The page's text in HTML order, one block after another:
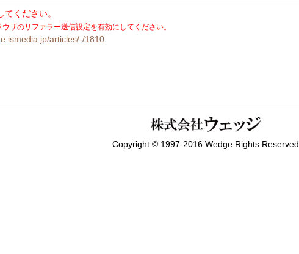
ください。
ザのリファラー送信設定を有効にしてください。
articles/-/1810
Copyright © 1997-2016 Wedge Rights Reserved